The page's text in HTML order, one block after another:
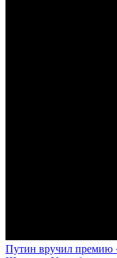
Путин вручил премию